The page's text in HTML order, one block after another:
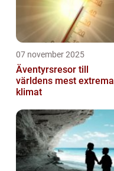
07 november 2025
Äventyrsresor till
världens mest extrema
klimat